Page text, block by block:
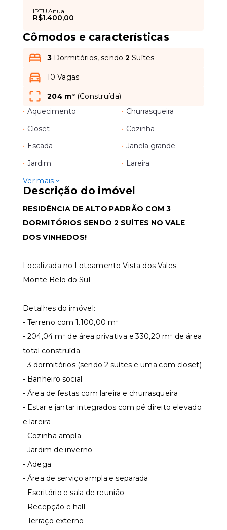
IPTU Anual
R$1.400,00
Cômodos e características
3 Dormitórios, sendo2 Suítes
10 Vagas
204 m² (Construída)
• Aquecimento • Churrasqueira
• Closet • Cozinha
• Escada • Janela grande
• Jardim • Lareira
Ver mais
Descrição do imóvel
RESIDÊNCIA DE ALTO PADRÃO COM 3
DORMITÓRIOS SENDO 2 SUÍTES NO VALE
DOS VINHEDOS!
Localizada no Loteamento Vista dos Vales –
Monte Belo do Sul
Detalhes do imóvel:
- Terreno com 1.100,00 m²
- 204,04 m² de área privativa e 330,20 m² de área
total construída
- 3 dormitórios (sendo 2 suítes e uma com closet)
- Banheiro social
- Área de festas com lareira e churrasqueira
- Estar e jantar integrados com pé direito elevado
e lareira
- Cozinha ampla
- Jardim de inverno
- Adega
- Área de serviço ampla e separada
- Escritório e sala de reunião
- Recepção e hall
- Terraço externo